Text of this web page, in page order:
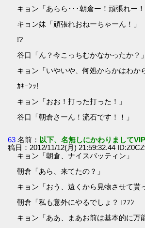
キョン「あらら･･･朝倉ー！頑張れー！
キョン妹「頑張れおねーちゃーん！」
!?
谷口「ん？今こっちむかなかったか？」
キョン「いやいや、何処からかはわか
ｶｷｰﾝｯ!
キョン「おお！打った打った！」
谷口「朝倉さーん！流石です！！」
63 名前： 以下、名無しにかわりまして
稿日：2012/11/12(月) 21:59:32.44
キョン「朝倉、ナイスバッティン」
朝倉「あら、来てたの？」
キョン「おう、遠くから見物させて貰
朝倉「私も意外にやるでしょ？｣ﾌﾌﾝ
キョン「ああ、まあお前は基本的に万